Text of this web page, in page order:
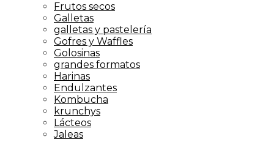
Frutos secos
Galletas
galletas y pastelería
Gofres y Waffles
Golosinas
grandes formatos
Harinas
Endulzantes
Kombucha
krunchys
Lácteos
Jaleas